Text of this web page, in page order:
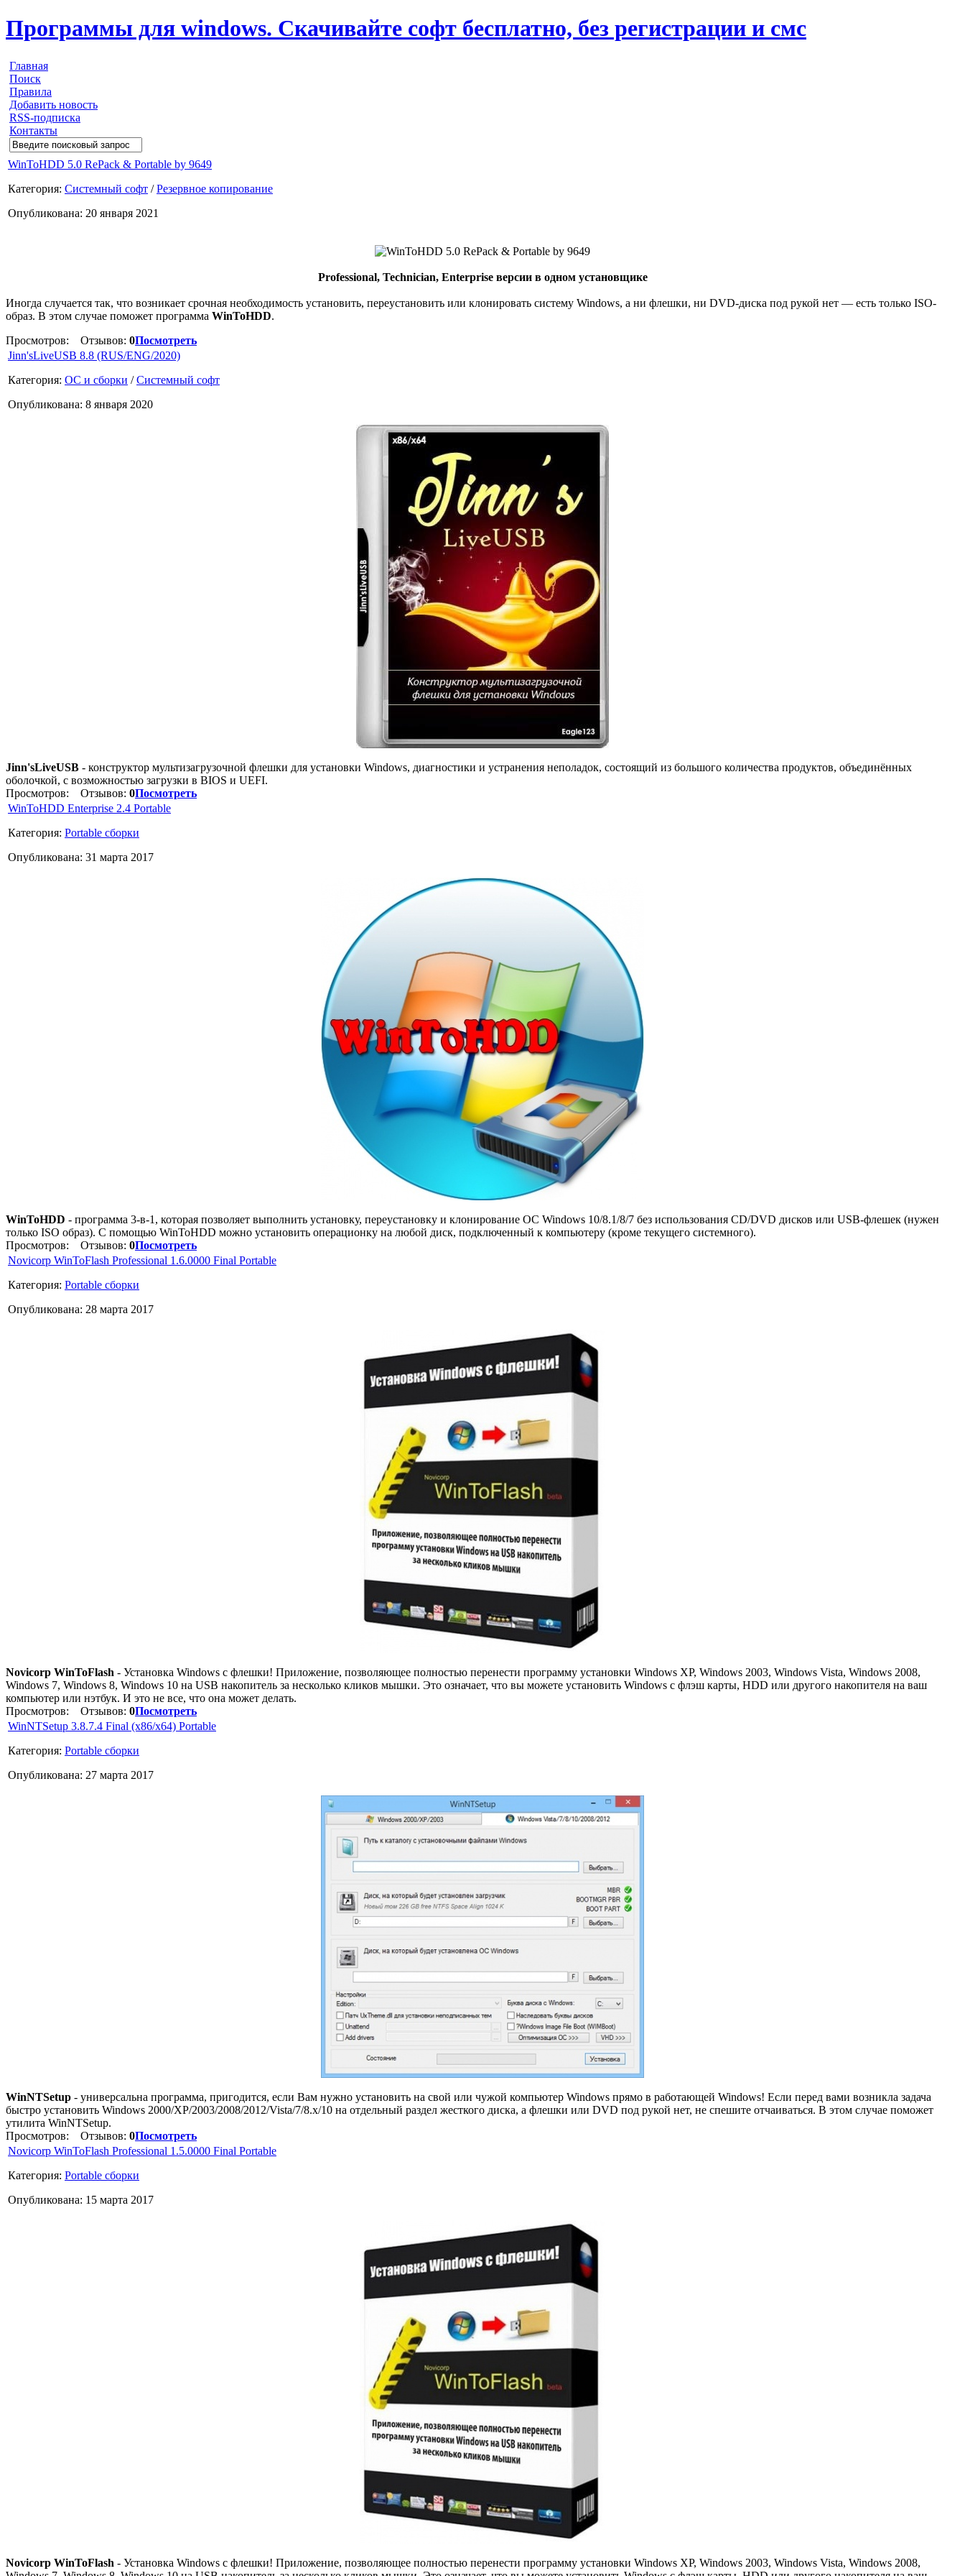
Программы для windows. Скачивайте софт бесплатно, без регистрации и смс
Главная
Поиск
Правила
Добавить новость
RSS-подписка
Контакты
WinToHDD 5.0 RePack & Portable by 9649
Категория: Системный софт /Резервное копирование
Опубликована: 20 января 2021
Professional, Technician, Enterprise версии в одном установщике
Иногда случается так, что возникает срочная необходимость установить, переустановить или клонировать систему Windows, а ни флешки, ни DVD-диска под рукой нет — есть только ISO-
образ. В этом случае поможет программа WinToHDD.
Просмотров:
Отзывов: 0Посмотреть
Jinn'sLiveUSB 8.8 (RUS/ENG/2020)
Категория: ОС и сборки /Системный софт
Опубликована: 8 января 2020
Jinn'sLiveUSB - конструктор мультизагрузочной флешки для установки Windows, диагностики и устранения неполадок, состоящий из большого количества продуктов, объединённых
оболочкой, с возможностью загрузки в BIOS и UEFI.
Просмотров:
Отзывов: 0Посмотреть
WinToHDD Enterprise 2.4 Portable
Категория: Portable сборки
Опубликована: 31 марта 2017
WinToHDD - программа 3-в-1, которая позволяет выполнить установку, переустановку и клонирование ОС Windows 10/8.1/8/7 без использования CD/DVD дисков или USB-флешек (нужен
только ISO образ). С помощью WinToHDD можно установить операционку на любой диск, подключенный к компьютеру (кроме текущего системного).
Просмотров:
Отзывов: 0Посмотреть
Novicorp WinToFlash Professional 1.6.0000 Final Portable
Категория: Portable сборки
Опубликована: 28 марта 2017
Novicorp WinToFlash - Установка Windows с флешки! Приложение, позволяющее полностью перенести программу установки Windows XP, Windows 2003, Windows Vista, Windows 2008,
Windows 7, Windows 8, Windows 10 на USB накопитель за несколько кликов мышки. Это означает, что вы можете установить Windows с флэш карты, HDD или другого накопителя на ваш
компьютер или нэтбук. И это не все, что она может делать.
Просмотров:
Отзывов: 0Посмотреть
WinNTSetup 3.8.7.4 Final (x86/x64) Portable
Категория: Portable сборки
Опубликована: 27 марта 2017
WinNTSetup - универсальна программа, пригодится, если Вам нужно установить на свой или чужой компьютер Windows прямо в работающей Windows! Если перед вами возникла задача
быстро установить Windows 2000/XP/2003/2008/2012/Vista/7/8.x/10 на отдельный раздел жесткого диска, а флешки или DVD под рукой нет, не спешите отчаиваться. В этом случае поможет
утилита WinNTSetup.
Просмотров:
Отзывов: 0Посмотреть
Novicorp WinToFlash Professional 1.5.0000 Final Portable
Категория: Portable сборки
Опубликована: 15 марта 2017
Novicorp WinToFlash - Установка Windows с флешки! Приложение, позволяющее полностью перенести программу установки Windows XP, Windows 2003, Windows Vista, Windows 2008,